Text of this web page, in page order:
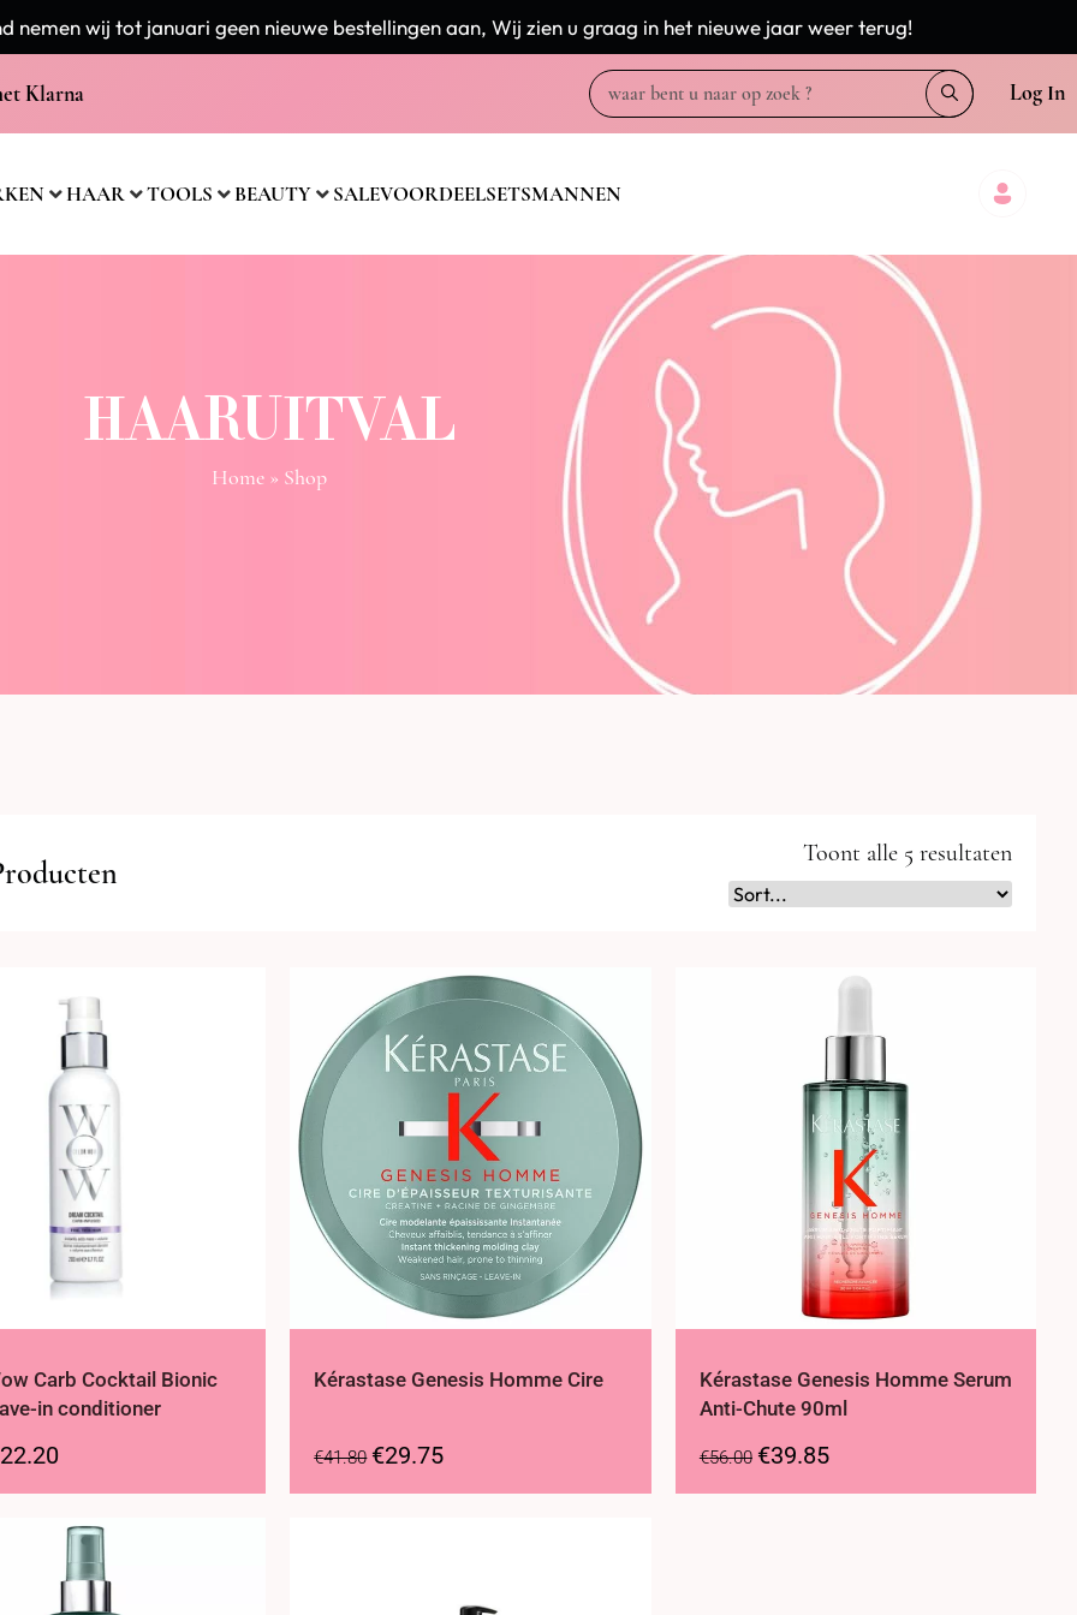
nemen wij tot januari geen nieuwe bestellingen aan, Wij zien u graag in het nieuwe jaar weer terug!
Klarna Log In
HAAR TOOLS BEAUTY SALEVOORDEELSETSMANNEN
HAARUITVAL
Home » Shop
Toont alle 5 resultaten
Carb Cocktail Bionic
in conditioner
22.20
Kérastase Genesis Homme Cire
€41.80 €29.75
Kérastase Genesis Homme Serum
Anti-Chute 90ml
€56.00 €39.85